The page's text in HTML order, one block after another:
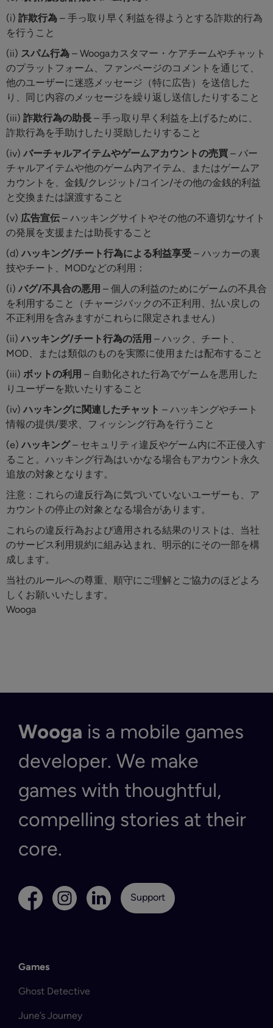
(i) 詐欺行為 – 手っ取り早く利益を得ようとする詐欺的行為
を行うこと
(ii) スパム行為 – Woogaカスタマー・ケアチームやチャット
のプラットフォーム、ファンページのコメントを通じて、
他のユーザーに迷惑メッセージ（特に広告）を送信した
り、同じ内容のメッセージを繰り返し送信したりすること
(iii) 詐欺行為の助長 – 手っ取り早く利益を上げるために、
詐欺行為を手助けしたり奨励したりすること
(iv) バーチャルアイテムやゲームアカウントの売買 – バー
チャルアイテムや他のゲーム内アイテム、またはゲームア
カウントを、金銭/クレジット/コイン/その他の金銭的利益
と交換または譲渡すること
(v) 広告宣伝 – ハッキングサイトやその他の不適切なサイト
の発展を支援または助長すること
(d) ハッキング/チート行為による利益享受 – ハッカーの裏
技やチート、MODなどの利用：
(i) バグ/不具合の悪用 – 個人の利益のためにゲームの不具合
を利用すること（チャージバックの不正利用、払い戻しの
不正利用を含みますがこれらに限定されません）
(ii) ハッキング/チート行為の活用 – ハック、チート、
MOD、または類似のものを実際に使用または配布すること
(iii) ボットの利用 – 自動化された行為でゲームを悪用した
りユーザーを欺いたりすること
(iv) ハッキングに関連したチャット – ハッキングやチート
情報の提供/要求、フィッシング行為を行うこと
(e) ハッキング– セキュリティ違反やゲーム内に不正侵入す
ること。ハッキング行為はいかなる場合もアカウント永久
追放の対象となります。
注意：これらの違反行為に気づいていないユーザーも、ア
カウントの停止の対象となる場合があります。
これらの違反行為および適用される結果のリストは、当社
のサービス利用規約に組み込まれ、明示的にその一部を構
成します。
当社のルールへの尊重、順守にご理解とご協力のほどよろ
しくお願いいたします。
Wooga
Games
Ghost Detective
June’s Journey
Wooga is a mobile games
developer. We make
games with thoughtful,
compelling stories at their
core.
Support